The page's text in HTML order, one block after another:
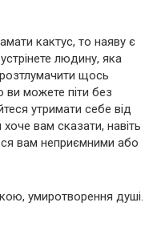
кактус, то наяву є
людину, яка
щось
можете піти без
утримати себе від
вам сказати, навіть
вам неприємними або
умиротворення душі.